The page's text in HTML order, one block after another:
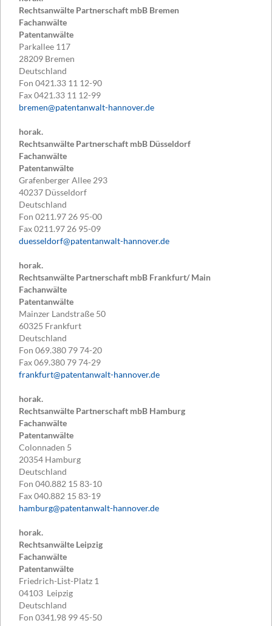
Rechtsanwälte Partnerschaft mbB Bremen
Fachanwälte
Patentanwälte
Parkallee 117
28209 Bremen
Deutschland
Fon 0421.33 11 12-90
Fax0421.33 11 12-99
bremen@patentanwalt-hannover.de
horak.
Rechtsanwälte Partnerschaft mbB Düsseldorf
Fachanwälte
Patentanwälte
Grafenberger Allee 293
40237 Düsseldorf
Deutschland
Fon 0211.97 26 95-00
Fax0211.97 26 95-09
duesseldorf@patentanwalt-hannover.de
horak.
Rechtsanwälte Partnerschaft mbB Frankfurt/ Main
Fachanwälte
Patentanwälte
Mainzer Landstraße 50
60325 Frankfurt
Deutschland
Fon 069.380 79 74-20
Fax069.380 79 74-29
frankfurt@patentanwalt-hannover.de
horak.
Rechtsanwälte Partnerschaft mbB Hamburg
Fachanwälte
Patentanwälte
Colonnaden 5
20354 Hamburg
Deutschland
Fon 040.882 15 83-10
Fax040.882 15 83-19
hamburg@patentanwalt-hannover.de
horak.
Rechtsanwälte Leipzig
Fachanwälte
Patentanwälte
Friedrich-List-Platz 1
04103 Leipzig
Deutschland
Fon 0341.98 99 45-50